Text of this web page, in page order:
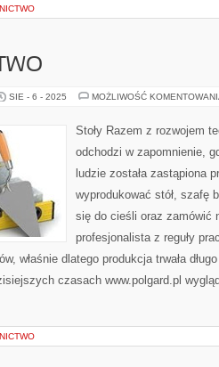
SIE - 6 - 2025 MOŻLIWOŚĆ
Stoły Razem z rozwojem
odchodzi w zapomnienie,
ludzie została zastąpiona
wyprodukować stół, szafę
się do cieśli oraz zamówić
profesjonalista z reguły
właśnie dlatego produkcja trwała
czasach www.polgard.pl